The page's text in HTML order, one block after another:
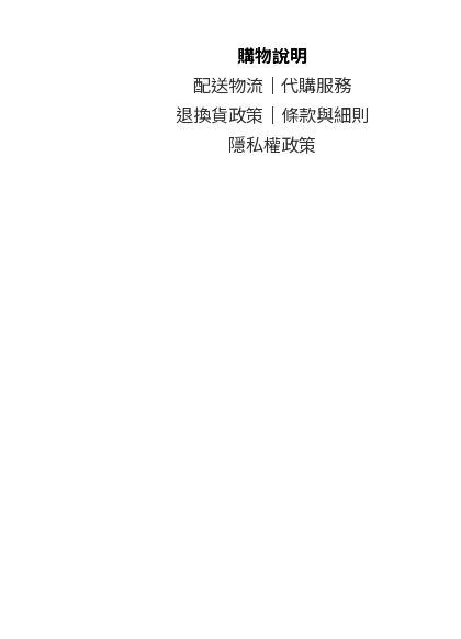
購物說明
配送物流 ｜ 代購服務
退換貨政策 ｜ 條款與細則
隱私權政策